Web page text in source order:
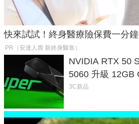
快來試試！終身醫療險保費一分鐘
PR（安達人壽 新終身醫靠）
NVIDIA RTX 50
5060 升級 12GB
次規格終於不擠牙
3C新品